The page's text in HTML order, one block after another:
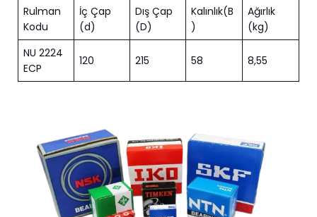
Rulman
Kodu
İç Çap
(d)
Dış Çap
(D)
Kalınlık(B
)
Ağırlık
(kg)
NU 2224
ECP
120 215 58 8,55